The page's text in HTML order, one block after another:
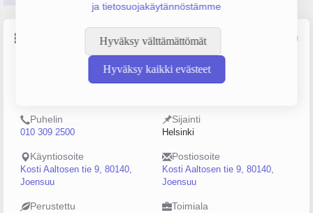
ja tietosuojakäytännöstämme
Hyväksy välttämättömät
Hyväksy kaikki evästeet
Lähde: YTJ, PRH, Traficom
Yritysmuoto
Keskinäinen
Puhelin
010 309 2500
Sijainti
Helsinki
Käyntiosoite
Kosti Aaltosen tie 9, 80140,
Joensuu
Postiosoite
Kosti Aaltosen tie 9, 80140,
Joensuu
Perustettu Toimiala